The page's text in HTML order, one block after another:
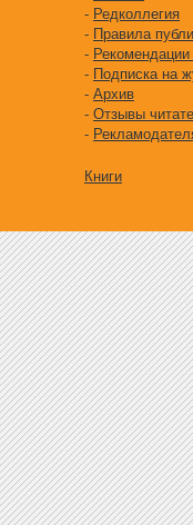
- Редколлегия
- Правила
- Рекомендации
- Подписка на
- Архив
- Отзывы
-
Книги